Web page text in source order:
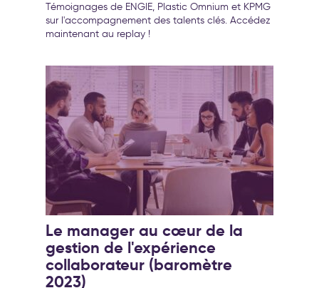
Témoignages de ENGIE, Plastic Omnium et KPMG
sur l'accompagnement des talents clés. Accédez
maintenant au replay !
Le manager au cœur de la
gestion de l'expérience
collaborateur (baromètre
2023)